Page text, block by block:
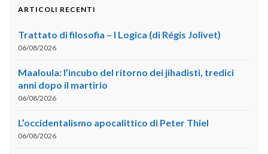
ARTICOLI RECENTI
Trattato di filosofia – I Logica (di Régis Jolivet)
06/08/2026
Maaloula: l’incubo del ritorno dei jihadisti, tredici
anni dopo il martirio
06/08/2026
L’occidentalismo apocalittico di Peter Thiel
06/08/2026